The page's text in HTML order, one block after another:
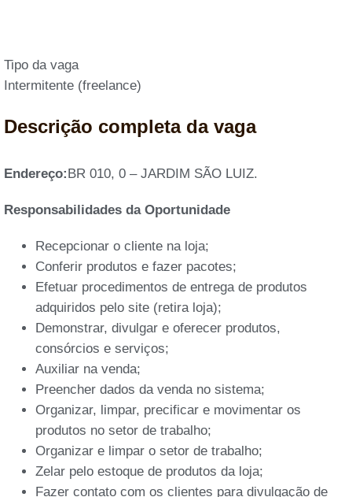
Tipo da vaga
Intermitente (freelance)
Descrição completa da vaga
Endereço:BR 010, 0 – JARDIM SÃO LUIZ.
Responsabilidades da Oportunidade
Recepcionar o cliente na loja;
Conferir produtos e fazer pacotes;
Efetuar procedimentos de entrega de produtos
adquiridos pelo site (retira loja);
Demonstrar, divulgar e oferecer produtos,
consórcios e serviços;
Auxiliar na venda;
Preencher dados da venda no sistema;
Organizar, limpar, precificar e movimentar os
produtos no setor de trabalho;
Organizar e limpar o setor de trabalho;
Zelar pelo estoque de produtos da loja;
Fazer contato com os clientes para divulgação de